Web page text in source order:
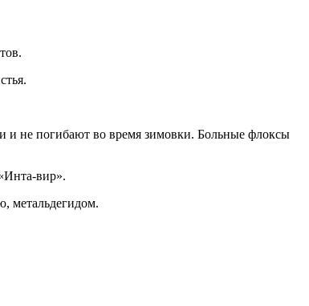
и не погибают во время зимовки. Больные флоксы
вир».
метальдегидом.